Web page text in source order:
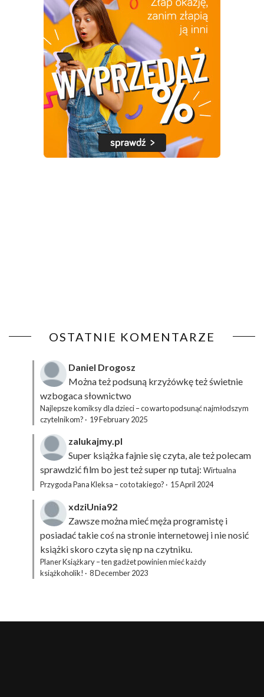
OSTATNIE KOMENTARZE
Daniel Drogosz
Można też podsuną krzyżówkęteż świetnie
wzbogaca słownictwo
Najlepsze komiksy dla dzieci – co warto podsunąć najmłodszym
czytelnikom? · 19 February 2025
zalukajmy.pl
Super książka fajnie się czyta, ale też polecam
sprawdzić film bo jest też super np tutaj: Wirtualna
Przygoda Pana Kleksa – co to takiego? · 15 April 2024
xdziUnia92
Zawsze można mieć męża programistę i
posiadać takie coś na stronie internetowej i nie nosić
książki skoro czyta się np na czytniku.
Planer Książkary – ten gadżet powinien mieć każdy
książkoholik! · 8 December 2023